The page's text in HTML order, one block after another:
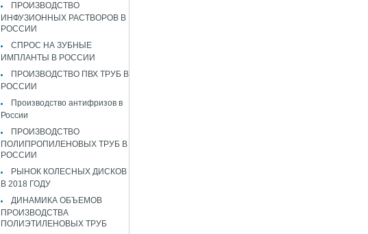
ПРОИЗВОДСТВО
ИНФУЗИОННЫХ РАСТВОРОВ В
РОССИИ
СПРОС НА ЗУБНЫЕ
ИМПЛАНТЫ В РОССИИ
ПРОИЗВОДСТВО ПВХ ТРУБ В
РОССИИ
Производство антифризов в
России
ПРОИЗВОДСТВО
ПОЛИПРОПИЛЕНОВЫХ ТРУБ В
РОССИИ
РЫНОК КОЛЕСНЫХ ДИСКОВ
В 2018 ГОДУ
ДИНАМИКА ОБЪЕМОВ
ПРОИЗВОДСТВА
ПОЛИЭТИЛЕНОВЫХ ТРУБ